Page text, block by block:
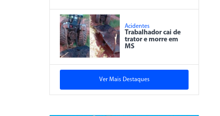
Acidentes
Trabalhador cai de
trator e morre em
MS
Ver Mais Destaques